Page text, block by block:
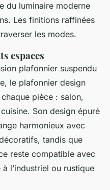
du luminaire moderne
Les finitions raffinées
les modes.
espaces
plafonnier suspendu
le plafonnier design
pièce : salon,
Son design épuré
harmonieux avec
tandis que
reste compatible avec
l’industriel ou rustique